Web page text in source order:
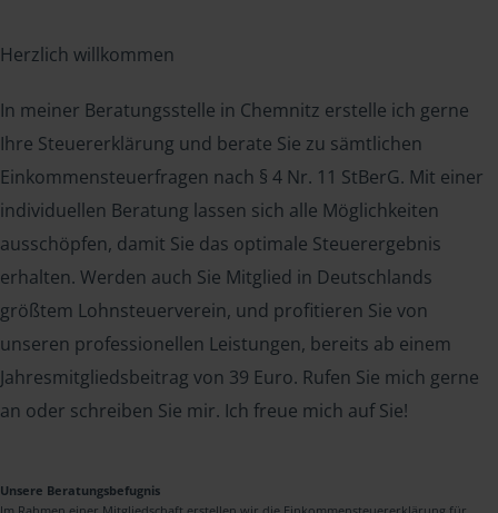
Herzlich willkommen
In meiner Beratungsstelle in Chemnitz erstelle ich gerne
Ihre Steuererklärung und berate Sie zu sämtlichen
Einkommensteuerfragen nach § 4 Nr. 11 StBerG. Mit einer
individuellen Beratung lassen sich alle Möglichkeiten
ausschöpfen, damit Sie das optimale Steuerergebnis
erhalten. Werden auch Sie Mitglied in Deutschlands
größtem Lohnsteuerverein, und profitieren Sie von
unseren professionellen Leistungen, bereits ab einem
Jahresmitgliedsbeitrag von 39 Euro. Rufen Sie mich gerne
an oder schreiben Sie mir. Ich freue mich auf Sie!
Unsere Beratungsbefugnis